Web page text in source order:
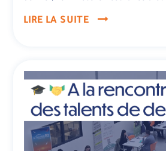
LIRE LA SUITE